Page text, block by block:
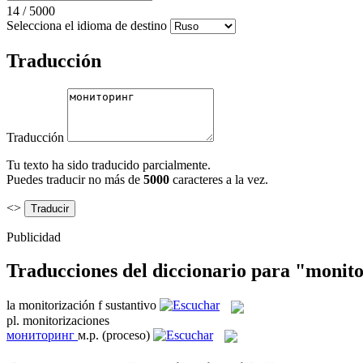
14 / 5000
Selecciona el idioma de destino
Traducción
Traducción
Tu texto ha sido traducido parcialmente.
Puedes traducir no más de 5000 caracteres a la vez.
<>
Publicidad
Traducciones del diccionario para
la monitorización f sustantivo
pl. monitorizaciones
мониторинг м.р. (proceso)